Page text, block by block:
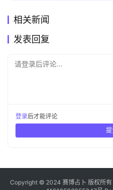
相关新闻
发表回复
请登录后评论...
登录后才能评论
提
Copyright © 2024 赛博占卜 版权所有